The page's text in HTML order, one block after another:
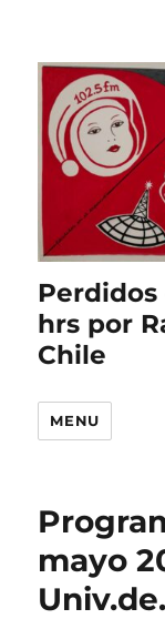
Perdidos
hrs por
Chile
MENU
mayo